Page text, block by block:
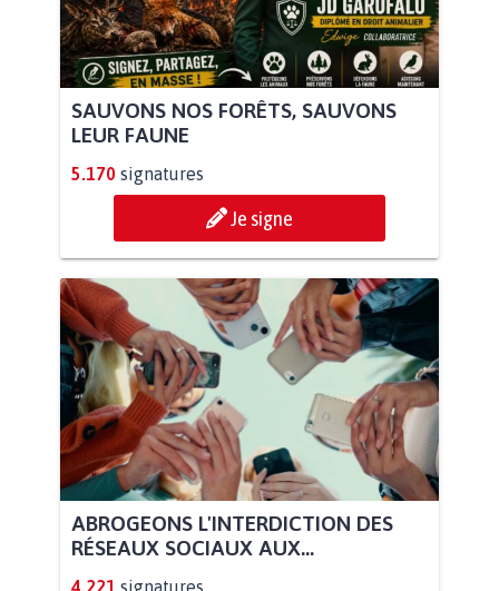
SAUVONS NOS FORÊTS, SAUVONS
LEUR FAUNE
5.170 signatures
Je signe
ABROGEONS L'INTERDICTION DES
RÉSEAUX SOCIAUX AUX...
4.221 signatures